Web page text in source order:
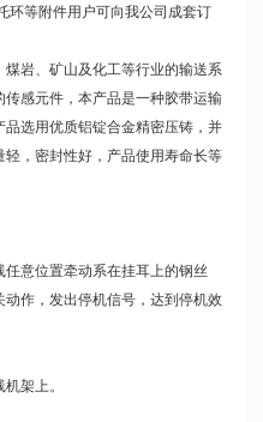
环等附件用户可向我公司成套订
岩、矿山及化工等行业的输送系
感元件，本产品是一种胶带运输
选用优质铝锭合金精密压铸，并
，密封性好，产品使用寿命长等
意位置牵动系在挂耳上的钢丝
作，发出停机信号，达到停机效
架上。